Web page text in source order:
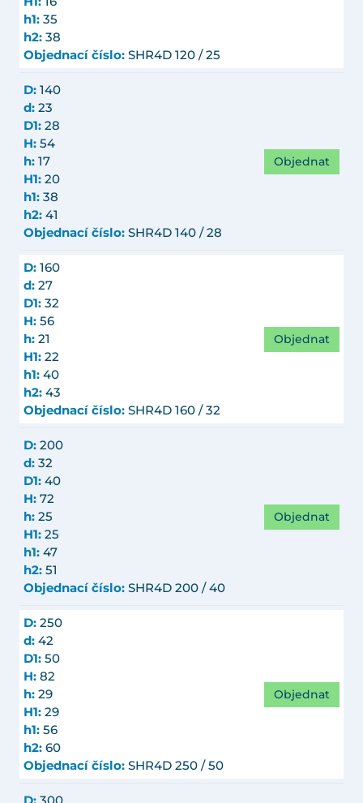
h1: 35
h2: 38
Objednací číslo: SHR4D 120 / 25
D: 140
d: 23
D1: 28
H: 54
h: 17
H1: 20
h1: 38
h2: 41
Objednací číslo: SHR4D 140 / 28
Objednat
D: 160
d: 27
D1: 32
H: 56
h: 21
H1: 22
h1: 40
h2: 43
Objednací číslo: SHR4D 160 / 32
Objednat
D: 200
d: 32
D1: 40
H: 72
h: 25
H1: 25
h1: 47
h2: 51
Objednací číslo: SHR4D 200 / 40
Objednat
D: 250
d: 42
D1: 50
H: 82
h: 29
H1: 29
h1: 56
h2: 60
Objednací číslo: SHR4D 250 / 50
Objednat